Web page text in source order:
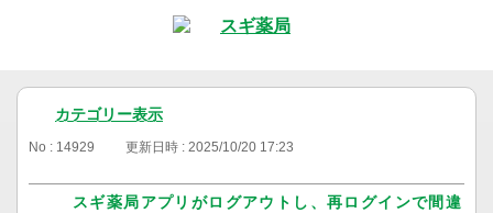
カテゴリー表示
No : 14929 更新日時 : 2025/10/20 17:23
スギ薬局アプリがログアウトし、再ログインで間違